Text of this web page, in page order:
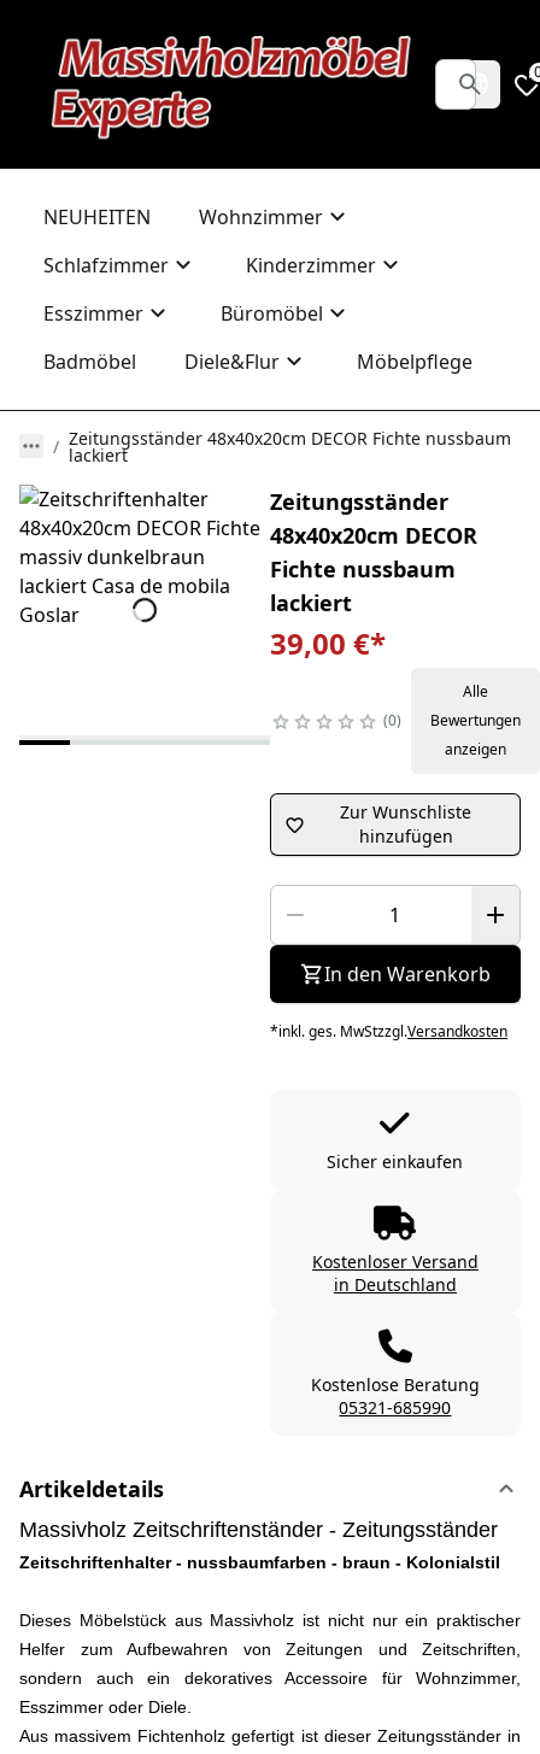
NEUHEITEN
Wohnzimmer
Schlafzimmer
Kinderzimmer
Esszimmer
Büromöbel
Badmöbel
Diele&Flur Möbelpflege
Zeitungsständer 48x40x20cm DECOR Fichte nussbaum
lackiert
Zeitungsständer
48x40x20cm DECOR
Fichte nussbaum
lackiert
39,00 €*
0
Alle
Bewertungen
anzeigen
Zur Wunschliste
hinzufügen
In den Warenkorb
*inkl. ges. MwStzzgl.Versandkosten
Sicher einkaufen
Kostenloser Versand
in Deutschland
Kostenlose Beratung
05321-685990
Artikeldetails
Massivholz Zeitschriftenständer - Zeitungsständer
Zeitschriftenhalter - nussbaumfarben - braun - Kolonialstil
Dieses Möbelstück aus Massivholz ist nicht nur ein praktischer
Helfer zum Aufbewahren von Zeitungen und Zeitschriften,
sondern auch ein dekoratives Accessoire für Wohnzimmer,
Esszimmer oder Diele.
Aus massivem Fichtenholz gefertigt ist dieser Zeitungsständer in